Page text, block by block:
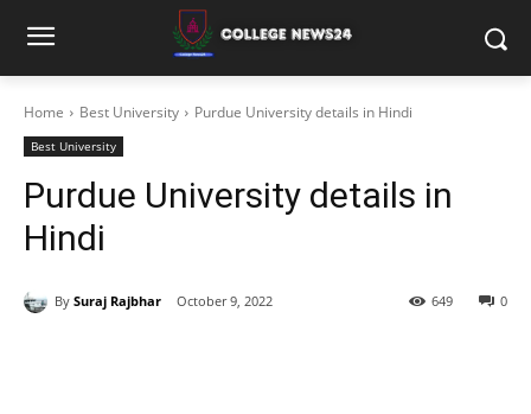
Home Best University Purdue University details in Hindi
Best University
Purdue University details in
Hindi
By Suraj Rajbhar October 9, 2022 0
649